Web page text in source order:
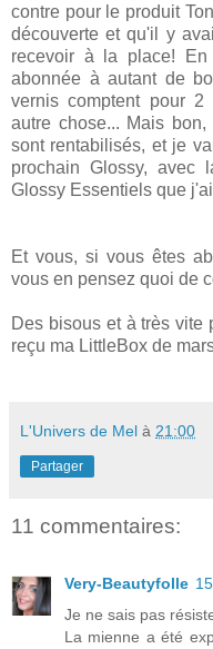
contre pour le produit
découverte et qu'il y
recevoir à la place!
abonnée à autant de
vernis comptent pour
autre chose... Mais
sont rentabilisés, et je
prochain Glossy, avec
Glossy Essentiels que
Et vous, si vous êtes
vous en pensez quoi de
Des bisous et à très vite
reçu ma LittleBox de
L'Univers de Mel à 21:00
Partager
11 commentaires:
Very-Beautyfolle
Je ne sais pas
La mienne a été